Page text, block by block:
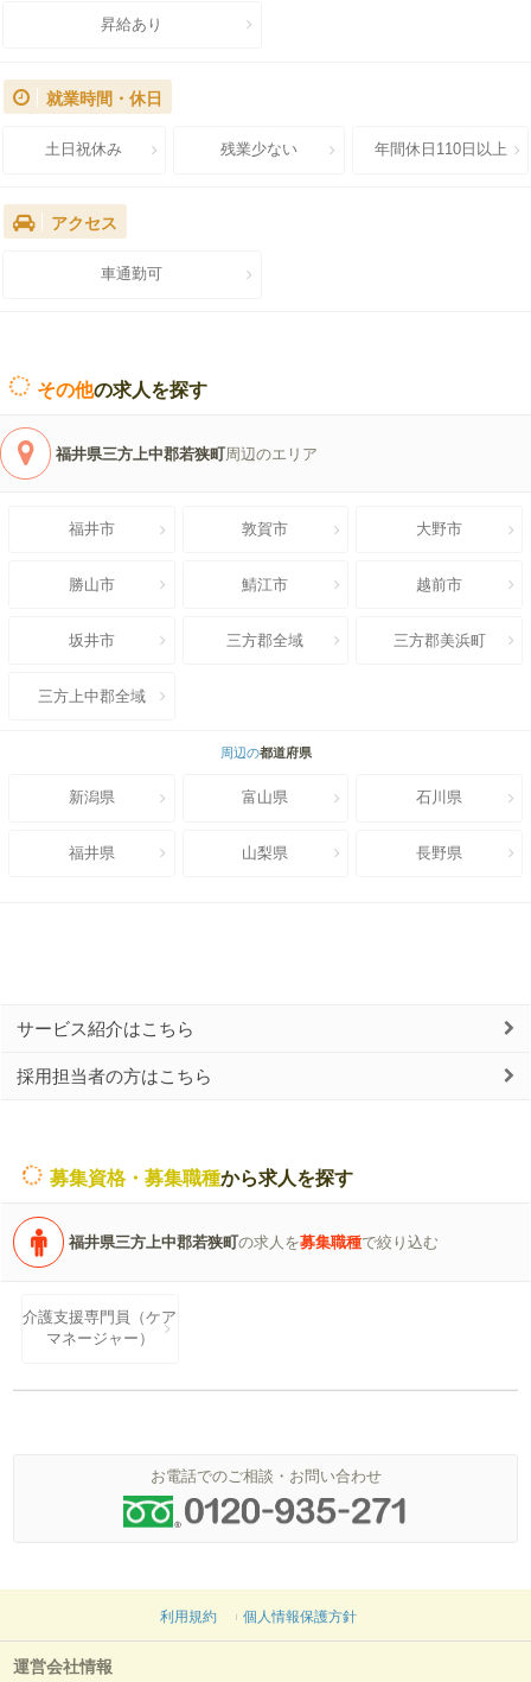
昇給あり
就業時間・休日
土日祝休み 残業少ない 年間休日110日以上
アクセス
車通勤可
その他の求人を探す
福井県三方上中郡若狭町周辺のエリア
福井市 敦賀市 大野市
勝山市 鯖江市 越前市
坂井市 三方郡全域 三方郡美浜町
三方上中郡全域
周辺の都道府県
新潟県 富山県 石川県
福井県 山梨県 長野県
サービス紹介はこちら
採用担当者の方はこちら
募集資格・募集職種から求人を探す
福井県三方上中郡若狭町の求人を募集職種で絞り込む
介護支援専門員（ケア
マネージャー）
お電話でのご相談・お問い合わせ
利用規約 個人情報保護方針
運営会社情報